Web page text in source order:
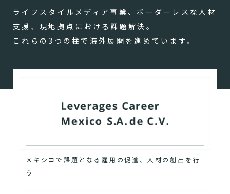
ライフスタイルメディア事業、ボーダーレスな人材
支援、現地拠点における課題解決。
これらの3つの柱で海外展開を進めています。
メキシコで課題となる雇用の促進、人材の創出を行
う